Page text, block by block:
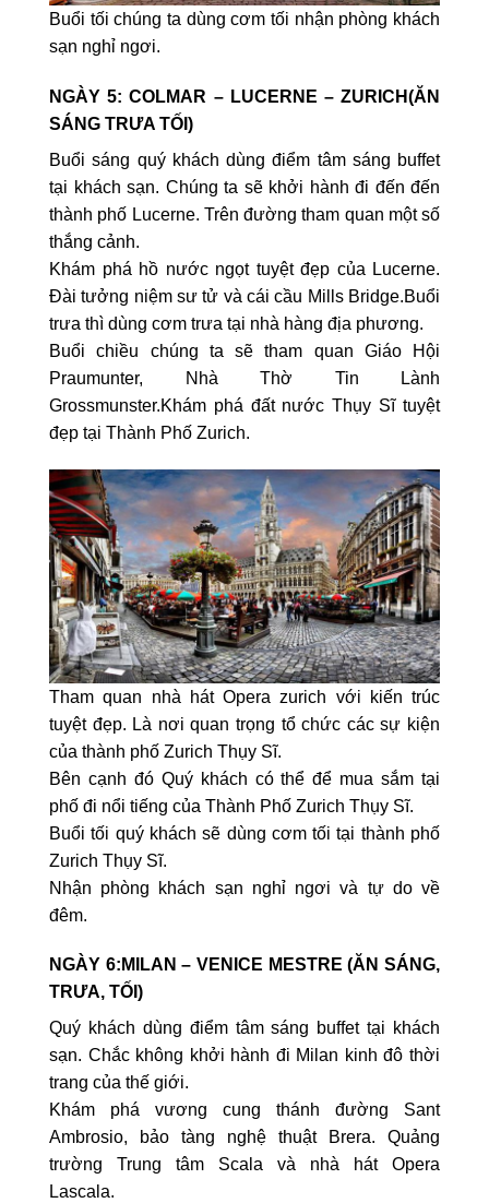
Buổi tối chúng ta dùng cơm tối nhận phòng khách
sạn nghỉ ngơi.
NGÀY 5: COLMAR – LUCERNE – ZURICH(ĂN
SÁNG TRƯA TỐI)
Buổi sáng quý khách dùng điểm tâm sáng buffet
tại khách sạn. Chúng ta sẽ khởi hành đi đến đến
thành phố Lucerne. Trên đường tham quan một số
thắng cảnh.
Khám phá hồ nước ngọt tuyệt đẹp của Lucerne.
Đài tưởng niệm sư tử và cái cầu Mills Bridge.Buổi
trưa thì dùng cơm trưa tại nhà hàng địa phương.
Buổi chiều chúng ta sẽ tham quan Giáo Hội
Praumunter, Nhà Thờ Tin Lành
Grossmunster.Khám phá đất nước Thụy Sĩ tuyệt
đẹp tại Thành Phố Zurich.
Tham quan nhà hát Opera zurich với kiến trúc
tuyệt đẹp. Là nơi quan trọng tổ chức các sự kiện
của thành phố Zurich Thụy Sĩ.
Bên cạnh đó Quý khách có thể để mua sắm tại
phố đi nổi tiếng của Thành Phố Zurich Thụy Sĩ.
Buổi tối quý khách sẽ dùng cơm tối tại thành phố
Zurich Thụy Sĩ.
Nhận phòng khách sạn nghỉ ngơi và tự do về
đêm.
NGÀY 6:MILAN – VENICE MESTRE (ĂN SÁNG,
TRƯA, TỐI)
Quý khách dùng điểm tâm sáng buffet tại khách
sạn. Chắc không khởi hành đi Milan kinh đô thời
trang của thế giới.
Khám phá vương cung thánh đường Sant
Ambrosio, bảo tàng nghệ thuật Brera. Quảng
trường Trung tâm Scala và nhà hát Opera
Lascala.